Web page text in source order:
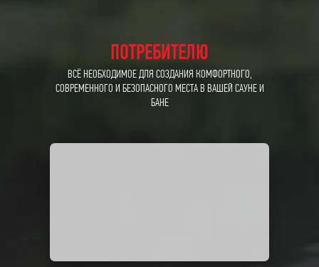
ПОТРЕБИТЕЛЮ
ВСЁ НЕОБХОДИМОЕ ДЛЯ СОЗДАНИЯ КОМФОРТНОГО,
СОВРЕМЕННОГО И БЕЗОПАСНОГО МЕСТА В ВАШЕЙ САУНЕ И
БАНЕ